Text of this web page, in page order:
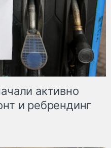
активно
и ребрендинг